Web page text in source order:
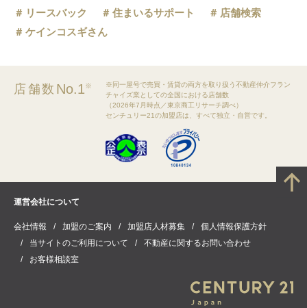
リースバック
住まいるサポート
店舗検索
ケインコスギさん
店舗数 No.1※
※同一屋号で売買・賃貸の両方を取り扱う不動産仲介フラン
チャイズ業としての全国における店舗数
（2026年7月時点／東京商工リサーチ調べ）
センチュリー21の加盟店は、すべて独立・自営です。
運営会社について
会社情報 加盟のご案内 加盟店人材募集
個人情報保護方針
当サイトのご利用について
不動産に関するお問い合わせ
お客様相談室